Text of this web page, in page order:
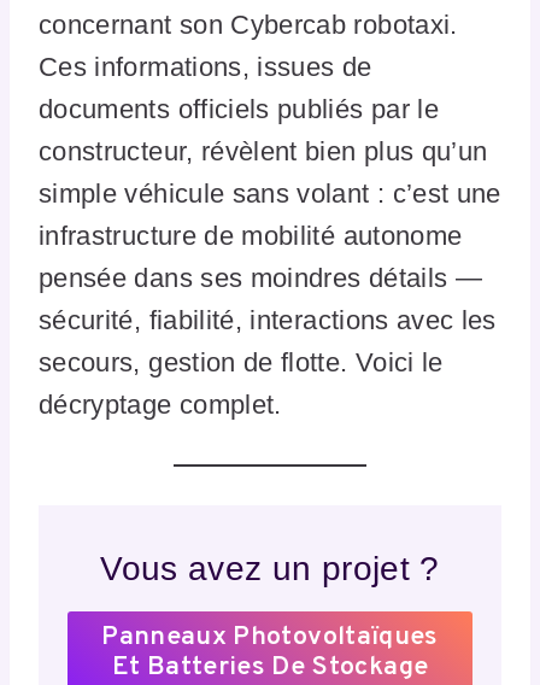
concernant son Cybercab robotaxi.
Ces informations, issues de
documents officiels publiés par le
constructeur, révèlent bien plus qu’un
simple véhicule sans volant : c’est une
infrastructure de mobilité autonome
pensée dans ses moindres détails —
sécurité, fiabilité, interactions avec les
secours, gestion de flotte. Voici le
décryptage complet.
Vous avez un projet ?
Panneaux Photovoltaïques
Et Batteries De Stockage